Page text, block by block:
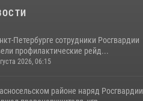
Петербурге сотрудники Росгвардии
профилактические рейд...
2026, 06:15
районе наряд Росгвардии